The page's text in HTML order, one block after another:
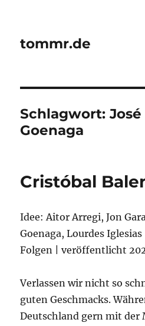
tommr.de
Schlagwort:
Goenaga
Cristóbal
Idee: Aitor Arregi, Jon
Goenaga, Lourdes
Folgen | veröffentlicht
Verlassen wir nicht so
guten Geschmacks.
Deutschland gern mit